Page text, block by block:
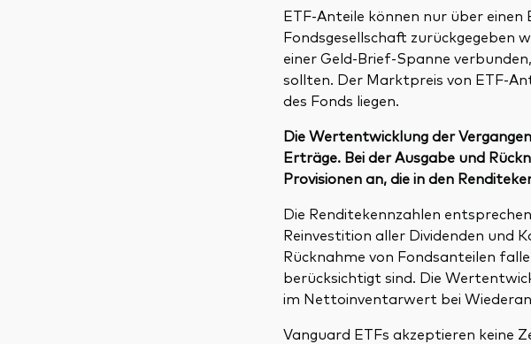
ETF-Anteile können nur über
Fondsgesellschaft zurückgegeben
einer Geld-Brief-Spanne
sollten. Der Marktpreis von ETF-
des Fonds liegen.
Die Wertentwicklung der
Erträge. Bei der Ausgabe und
Provisionen an, die in den
Die Renditekennzahlen
Reinvestition aller Dividenden und
Rücknahme von Fondsanteilen
berücksichtigt sind. Die
im Nettoinventarwert bei
Vanguard ETFs akzeptieren keine